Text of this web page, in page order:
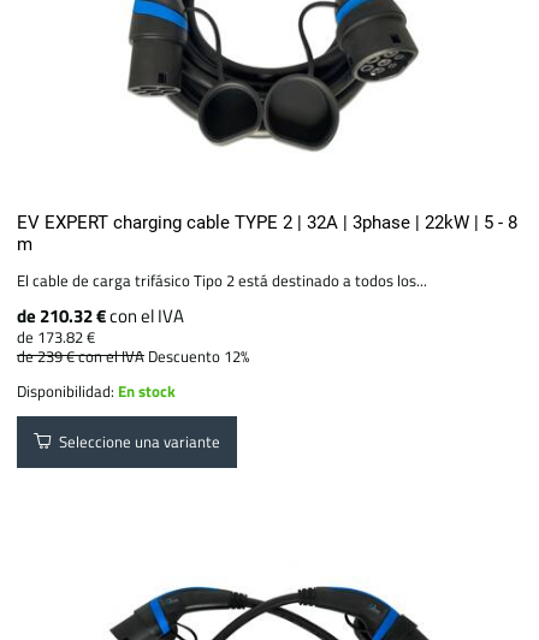
EV EXPERT charging cable TYPE 2 | 32A | 3phase | 22kW | 5 - 8
m
El cable de carga trifásico Tipo 2 está destinado a todos los...
de 210.32 €con el IVA
de 173.82 €
de 239 €con el IVA Descuento 12%
Disponibilidad: En stock
Seleccione una variante